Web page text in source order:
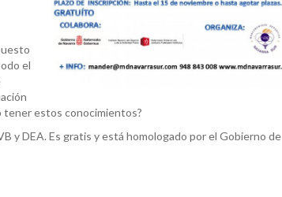
el
tener estos conocimientos?
y DEA. Es gratis y está homologado por el Gobierno de